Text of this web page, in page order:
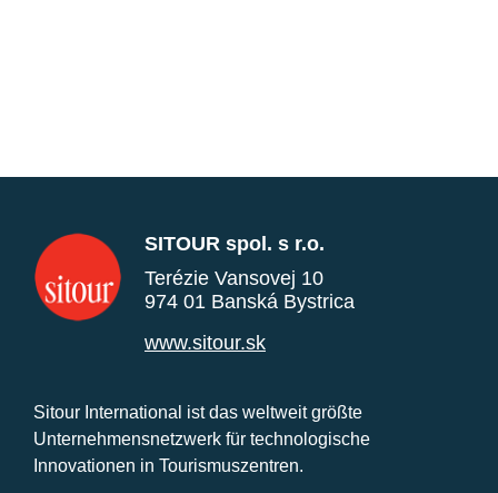
SITOUR spol. s r.o.
Terézie Vansovej 10
974 01 Banská Bystrica
www.sitour.sk
Sitour International ist das weltweit größte
Unternehmensnetzwerk für technologische
Innovationen in Tourismuszentren.